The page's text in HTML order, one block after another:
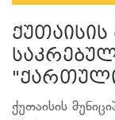
ქუთაისის